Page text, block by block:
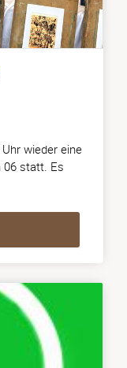
wieder eine
06 statt. Es